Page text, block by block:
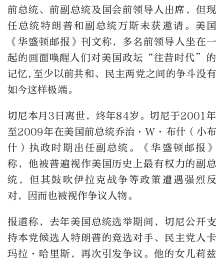
前总统、前副总统及国会前领导人出席，但现
任总统特朗普和副总统万斯未获邀请。美国
《华盛顿邮报》刊文称，多名前领导人坐在一
起的画面唤醒人们对美国政坛“往昔时代”的
记忆,至少以前共和、民主两党之间的争斗没有
如今这样极端。
切尼本月3日离世，终年84岁。切尼于2001年
至2009年在美国前总统乔治·W·布什（小布
什）执政时期出任副总统。《华盛顿邮报》
称，他被普遍视作美国历史上最有权力的副总
统，但其鼓吹伊拉克战争等政策遭遇强烈反
对，因而也被视作争议人物。
报道称，去年美国总统选举期间，切尼公开支
持本党候选人特朗普的竞选对手、民主党人卡
玛拉·哈里斯，再次引发争议。他的女儿莉兹